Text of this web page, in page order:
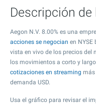
Descripción de
Aegon N.V. 8.00% es una
acciones se negocian en NYSE
vista en vivo de los precios del
los movimientos a corto y
cotizaciones en streaming más
demanda USD.
Usa el gráfico para revisar el